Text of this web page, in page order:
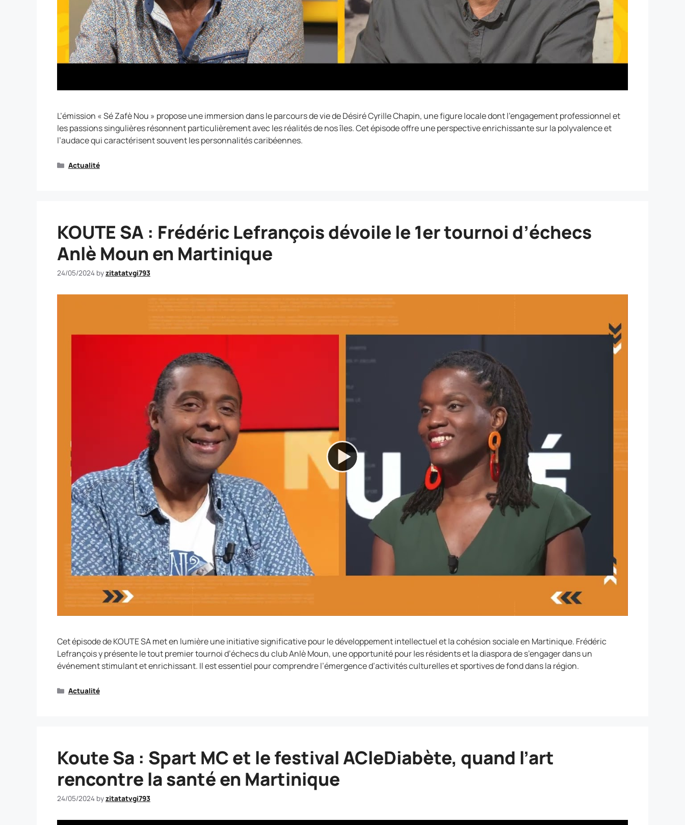
L’émission « Sé Zafè Nou » propose une immersion dans le parcours de vie de Désiré Cyrille Chapin, une figure locale dont l’engagement professionnel et
les passions singulières résonnent particulièrement avec les réalités de nos îles. Cet épisode offre une perspective enrichissante sur la polyvalence et
l’audace qui caractérisent souvent les personnalités caribéennes.
Actualité
KOUTE SA : Frédéric Lefrançois dévoile le 1er tournoi d’échecs
Anlè Moun en Martinique
24/05/2024 byzitatatvgi793
Cet épisode de KOUTE SA met en lumière une initiative significative pour le développement intellectuel et la cohésion sociale en Martinique. Frédéric
Lefrançois y présente le tout premier tournoi d’échecs du club Anlè Moun, une opportunité pour les résidents et la diaspora de s’engager dans un
événement stimulant et enrichissant. Il est essentiel pour comprendre l’émergence d’activités culturelles et sportives de fond dans la région.
Actualité
Koute Sa : Spart MC et le festival ACleDiabète, quand l’art
rencontre la santé en Martinique
24/05/2024 byzitatatvgi793